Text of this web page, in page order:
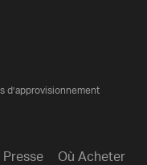
d’approvisionnement
Où Acheter